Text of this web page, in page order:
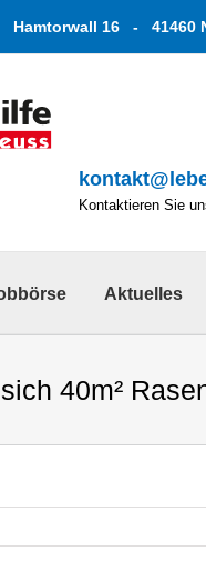
Hamtorwall 16 -
Kontaktieren Sie
Aktuelles
40m²